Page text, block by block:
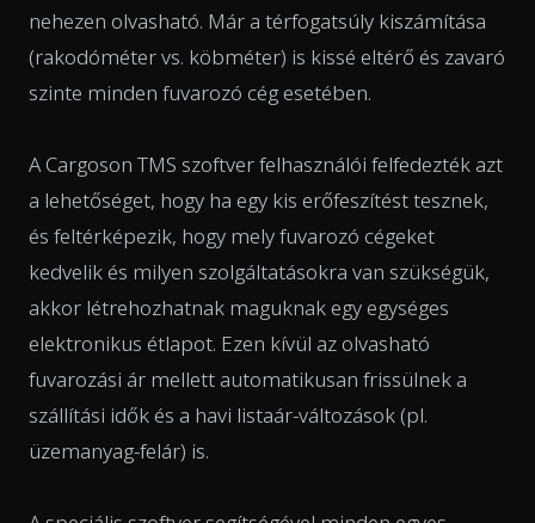
nehezen olvasható. Már a térfogatsúly kiszámítása
(rakodóméter vs. köbméter) is kissé eltérő és zavaró
szinte minden fuvarozó cég esetében.
A Cargoson TMS szoftver felhasználói felfedezték azt
a lehetőséget, hogy ha egy kis erőfeszítést tesznek,
és feltérképezik, hogy mely fuvarozó cégeket
kedvelik és milyen szolgáltatásokra van szükségük,
akkor létrehozhatnak maguknak egy egységes
elektronikus étlapot. Ezen kívül az olvasható
fuvarozási ár mellett automatikusan frissülnek a
szállítási idők és a havi listaár-változások (pl.
üzemanyag-felár) is.